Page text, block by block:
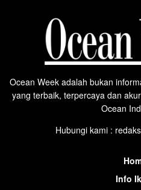
Ocean Week adalah bukan
yang terbaik, terpercaya dan
Ocean
Hubungi kami :
Info